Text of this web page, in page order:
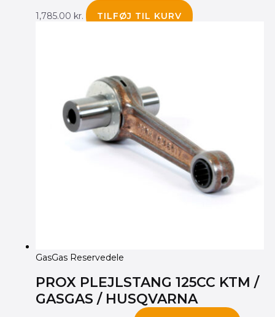
1,785.00 kr. TILFØJ TIL KURV
GasGas Reservedele
PROX PLEJLSTANG 125CC KTM /
GASGAS / HUSQVARNA